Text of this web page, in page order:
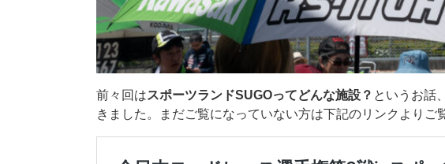
前々回はスポーツランドSUGOってどんな施設？ というお話
きました。まだご覧になっていない方は下記のリンクよりご